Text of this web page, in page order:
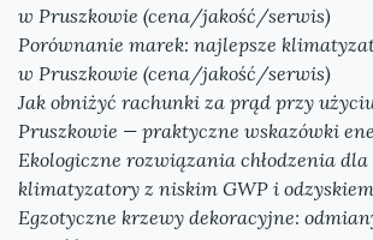
w Pruszkowie (cena/jakość/serwis)
Porównanie marek: najlepsze
w Pruszkowie (cena/jakość/serwis)
Jak obniżyć rachunki za prąd przy
Pruszkowie — praktyczne wskazówki
Ekologiczne rozwiązania chłodzenia
klimatyzatory z niskim GWP i
Egzotyczne krzewy dekoracyjne: